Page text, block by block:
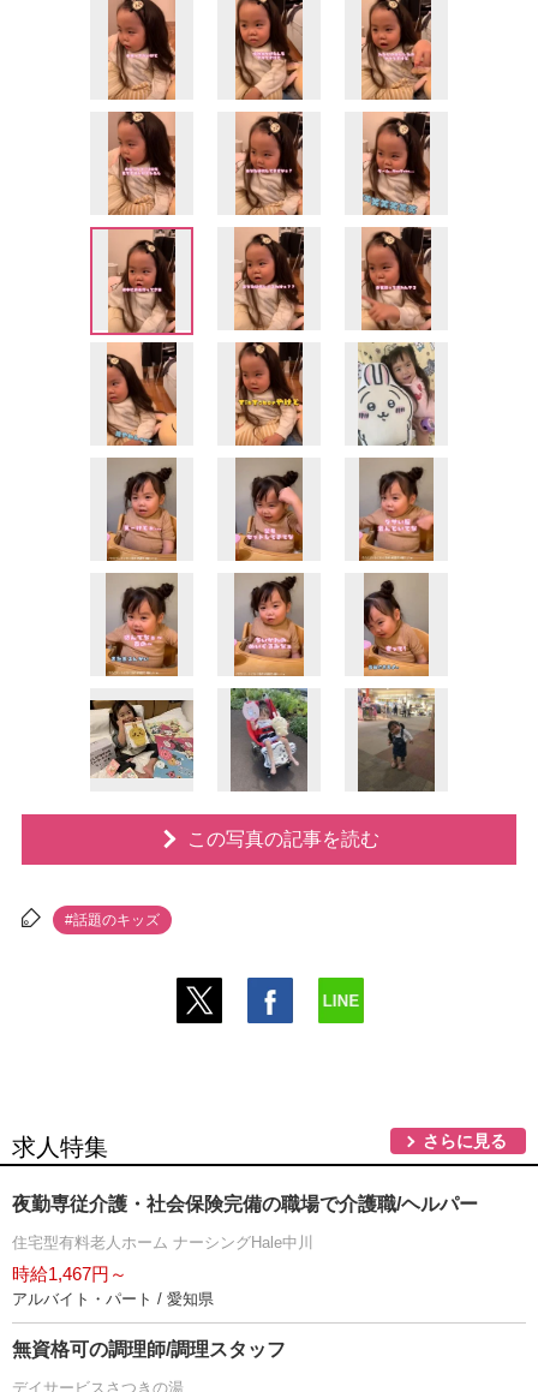
この写真の記事を読む
#話題のキッズ
求人特集 さらに見る
夜勤専従介護・社会保険完備の職場で介護職/ヘルパー
住宅型有料老人ホーム ナーシングHale中川
時給1,467円～
アルバイト・パート / 愛知県
無資格可の調理師/調理スタッフ
デイサービスさつきの湯